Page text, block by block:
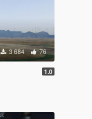
3 684 76
1.0